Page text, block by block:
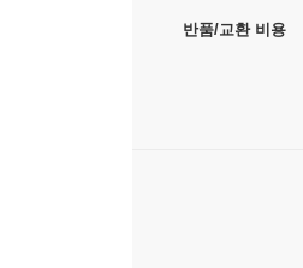
반품/교환 비용